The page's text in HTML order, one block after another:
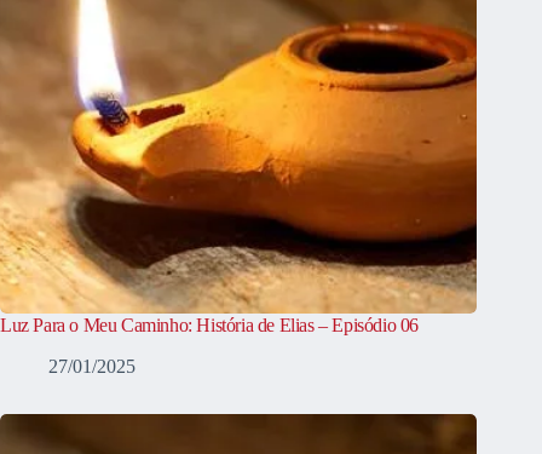
Luz Para o Meu Caminho: História de Elias – Episódio 06
27/01/2025